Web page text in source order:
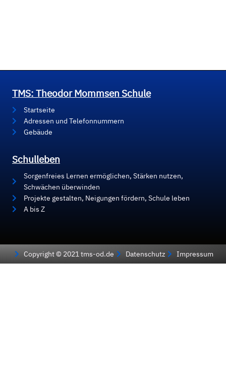
TMS: Theodor Mommsen Schule
Startseite
Adressen und Telefonnummern
Gebäude
Schulleben
Sorgenfreies Lernen ermöglichen, Stärken nutzen,
Schwächen überwinden
Projekte gestalten, Neigungen fördern, Schule leben
A bis Z
Copyright © 2021 tms-od.de Datenschutz Impressum